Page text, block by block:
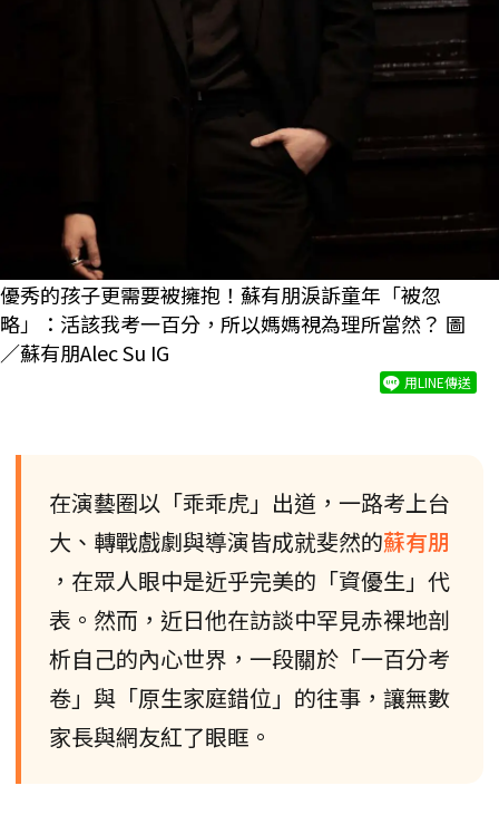
優秀的孩子更需要被擁抱！蘇有朋淚訴童年「被忽
略」：活該我考一百分，所以媽媽視為理所當然？ 圖
／蘇有朋Alec Su IG
用LINE傳送
在演藝圈以「乖乖虎」出道，一路考上台
大、轉戰戲劇與導演皆成就斐然的蘇有朋
，在眾人眼中是近乎完美的「資優生」代
表。然而，近日他在訪談中罕見赤裸地剖
析自己的內心世界，一段關於「一百分考
卷」與「原生家庭錯位」的往事，讓無數
家長與網友紅了眼眶。